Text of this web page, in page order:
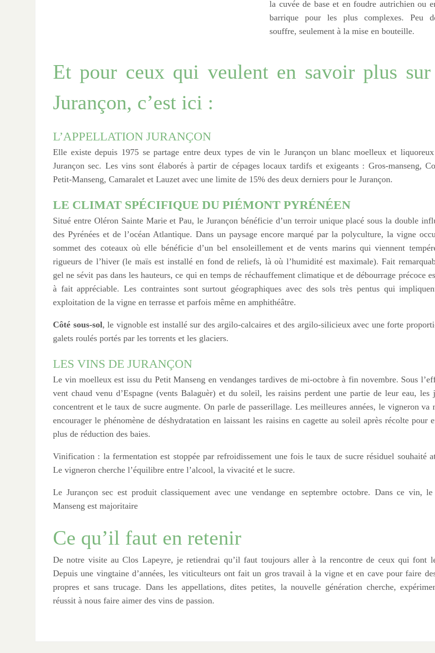
la cuvée de base et en foudre autrichien ou
barrique pour les plus complexes. Peu
souffre, seulement à la mise en bouteille.
Et pour ceux qui veulent en savoir plus
Jurançon, c’est ici :
L’APPELLATION JURANÇON
Elle existe depuis 1975 se partage entre deux types de vin le Jurançon un blanc moelleux et
Jurançon sec. Les vins sont élaborés à partir de cépages locaux tardifs et exigeants : Gros-manseng,
Petit-Manseng, Camaralet et Lauzet avec une limite de 15% des deux derniers pour le Jurançon.
LE CLIMAT SPÉCIFIQUE DU PIÉMONT PYRÉNÉEN
Situé entre Oléron Sainte Marie et Pau, le Jurançon bénéficie d’un terroir unique placé sous la double
des Pyrénées et de l’océan Atlantique. Dans un paysage encore marqué par la polyculture, la vigne
sommet des coteaux où elle bénéficie d’un bel ensoleillement et de vents marins qui viennent
rigueurs de l’hiver (le maïs est installé en fond de reliefs, là où l’humidité est maximale). Fait
gel ne sévit pas dans les hauteurs, ce qui en temps de réchauffement climatique et de débourrage précoce
à fait appréciable. Les contraintes sont surtout géographiques avec des sols très pentus qui
exploitation de la vigne en terrasse et parfois même en amphithéâtre.
Côté sous-sol, le vignoble est installé sur des argilo-calcaires et des argilo-silicieux avec une forte
galets roulés portés par les torrents et les glaciers.
LES VINS DE JURANÇON
Le vin moelleux est issu du Petit Manseng en vendanges tardives de mi-octobre à fin novembre. Sous
vent chaud venu d’Espagne (vents Balaguèr) et du soleil, les raisins perdent une partie de leur eau, les
concentrent et le taux de sucre augmente. On parle de passerillage. Les meilleures années, le vigneron va
encourager le phénomène de déshydratation en laissant les raisins en cagette au soleil après récolte pour
plus de réduction des baies.
Vinification : la fermentation est stoppée par refroidissement une fois le taux de sucre résiduel souhaité
Le vigneron cherche l’équilibre entre l’alcool, la vivacité et le sucre.
Le Jurançon sec est produit classiquement avec une vendange en septembre octobre. Dans ce vin,
Manseng est majoritaire
Ce qu’il faut en retenir
De notre visite au Clos Lapeyre, je retiendrai qu’il faut toujours aller à la rencontre de ceux qui font
Depuis une vingtaine d’années, les viticulteurs ont fait un gros travail à la vigne et en cave pour faire
propres et sans trucage. Dans les appellations, dites petites, la nouvelle génération cherche,
réussit à nous faire aimer des vins de passion.